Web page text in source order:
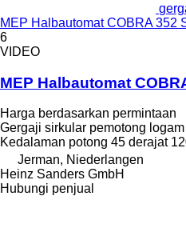
MEP Halbautomat COBRA 352
6
VIDEO
MEP Halbautomat
Harga berdasarkan permintaan
Gergaji sirkular pemotong logam
Kedalaman potong 45 derajat
Jerman, Niederlangen
Heinz Sanders GmbH
Hubungi penjual